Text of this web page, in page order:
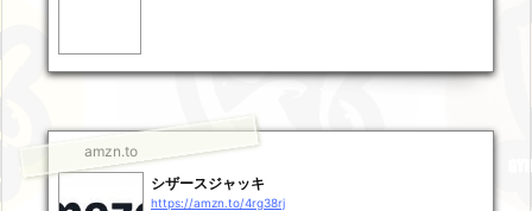
amzn.to
シザースジャッキ
https://amzn.to/4rg38rj